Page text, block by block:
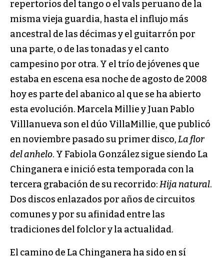
repertorios del tango o el vals peruano de la
misma vieja guardia, hasta el influjo más
ancestral de las décimas y el guitarrón por
una parte, o de las tonadas y el canto
campesino por otra. Y el trío de jóvenes que
estaba en escena esa noche de agosto de 2008
hoy es parte del abanico al que se ha abierto
esta evolución. Marcela Millie y Juan Pablo
Villlanueva son el dúo VillaMillie, que publicó
en noviembre pasado su primer disco,La flor
del anhelo. Y Fabiola González sigue siendo La
Chinganera e inició esta temporada con la
tercera grabación de su recorrido:Hija natural.
Dos discos enlazados por años de circuitos
comunes y por su afinidad entre las
tradiciones del folclor y la actualidad.
El camino de La Chinganera ha sido en sí